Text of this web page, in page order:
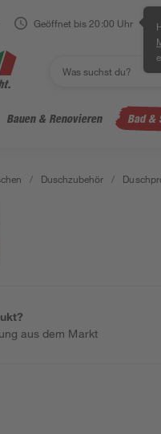
Geöffnet bis 20:00 Uhr
Bauen & Renovieren Bad &
/ Duschzubehör /
aus dem Markt